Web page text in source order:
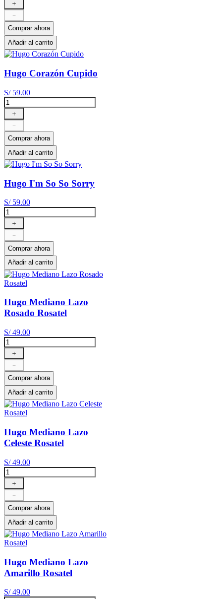
＋
－
Comprar ahora
Añadir al carrito
Hugo Corazón Cupido
S/ 59.00
＋
－
Comprar ahora
Añadir al carrito
Hugo I'm So So Sorry
S/ 59.00
＋
－
Comprar ahora
Añadir al carrito
Hugo Mediano Lazo
Rosado Rosatel
S/ 49.00
＋
－
Comprar ahora
Añadir al carrito
Hugo Mediano Lazo
Celeste Rosatel
S/ 49.00
＋
－
Comprar ahora
Añadir al carrito
Hugo Mediano Lazo
Amarillo Rosatel
S/ 49.00